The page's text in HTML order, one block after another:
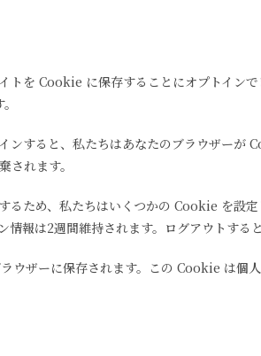
トを Cookie に保存することにオプトイン
ンすると、私たちはあなたのブラウザー
されます。
るため、私たちはいくつかの Cookie を
報は2週間維持されます。ログアウトする
ウザーに保存されます。この Cookie は個